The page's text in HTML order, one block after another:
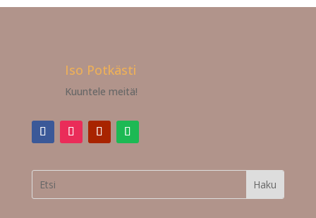
Iso Potkästi
Kuuntele meitä!